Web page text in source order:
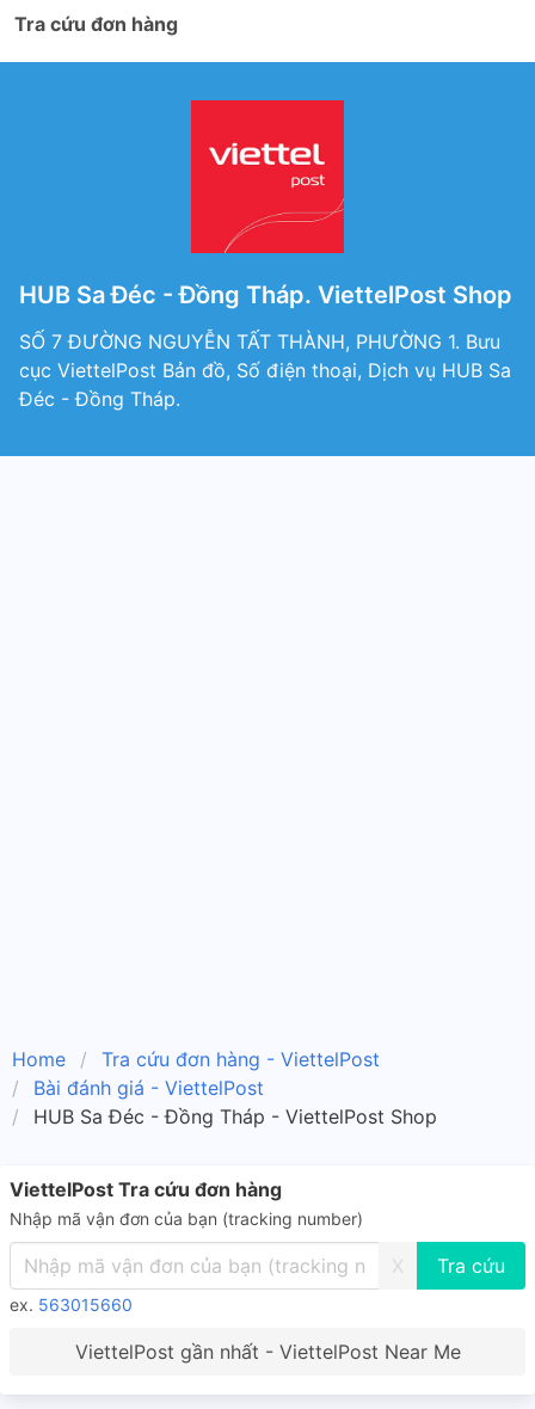
Tra cứu đơn hàng
HUB Sa Đéc - Đồng Tháp. ViettelPost Shop
SỐ 7 ĐƯỜNG NGUYỄN TẤT THÀNH, PHƯỜNG 1. Bưu
cục ViettelPost Bản đồ, Số điện thoại, Dịch vụ HUB Sa
Đéc - Đồng Tháp.
Home
Tra cứu đơn hàng - ViettelPost
Bài đánh giá - ViettelPost
HUB Sa Đéc - Đồng Tháp - ViettelPost Shop
ViettelPost Tra cứu đơn hàng
Nhập mã vận đơn của bạn (tracking number)
X
ex. 563015660
ViettelPost gần nhất - ViettelPost Near Me